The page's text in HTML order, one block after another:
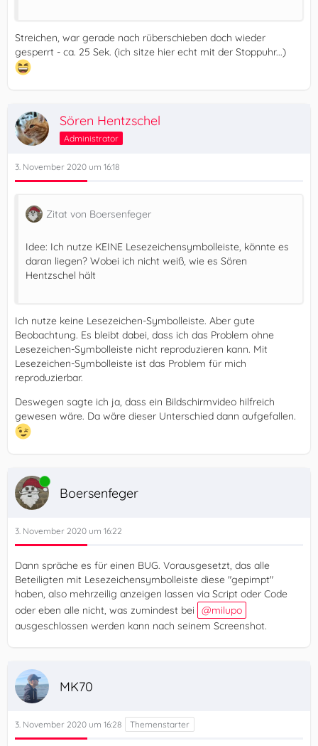
Streichen, war gerade nach rüberschieben doch wieder
gesperrt - ca. 25 Sek. (ich sitze hier echt mit der Stoppuhr...)
Sören Hentzschel
Administrator
3. November 2020 um 16:18
Zitat von Boersenfeger
Idee: Ich nutze KEINE Lesezeichensymbolleiste, könnte es
daran liegen? Wobei ich nicht weiß, wie es Sören
Hentzschel hält
Ich nutze keine Lesezeichen-Symbolleiste. Aber gute
Beobachtung. Es bleibt dabei, dass ich das Problem ohne
Lesezeichen-Symbolleiste nicht reproduzieren kann. Mit
Lesezeichen-Symbolleiste ist das Problem für mich
reproduzierbar.
Deswegen sagte ich ja, dass ein Bildschirmvideo hilfreich
gewesen wäre. Da wäre dieser Unterschied dann aufgefallen.
Online
Boersenfeger
3. November 2020 um 16:22
Dann spräche es für einen BUG. Vorausgesetzt, das alle
Beteiligten mit Lesezeichensymbolleiste diese "gepimpt"
haben, also mehrzeilig anzeigen lassen via Script oder Code
oder eben alle nicht, was zumindest bei
milupo
ausgeschlossen werden kann nach seinem Screenshot.
MK70
3. November 2020 um 16:28